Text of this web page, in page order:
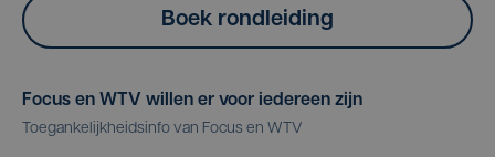
Boek rondleiding
Focus en WTV willen er voor iedereen zijn
Toegankelijkheidsinfo van Focus en WTV